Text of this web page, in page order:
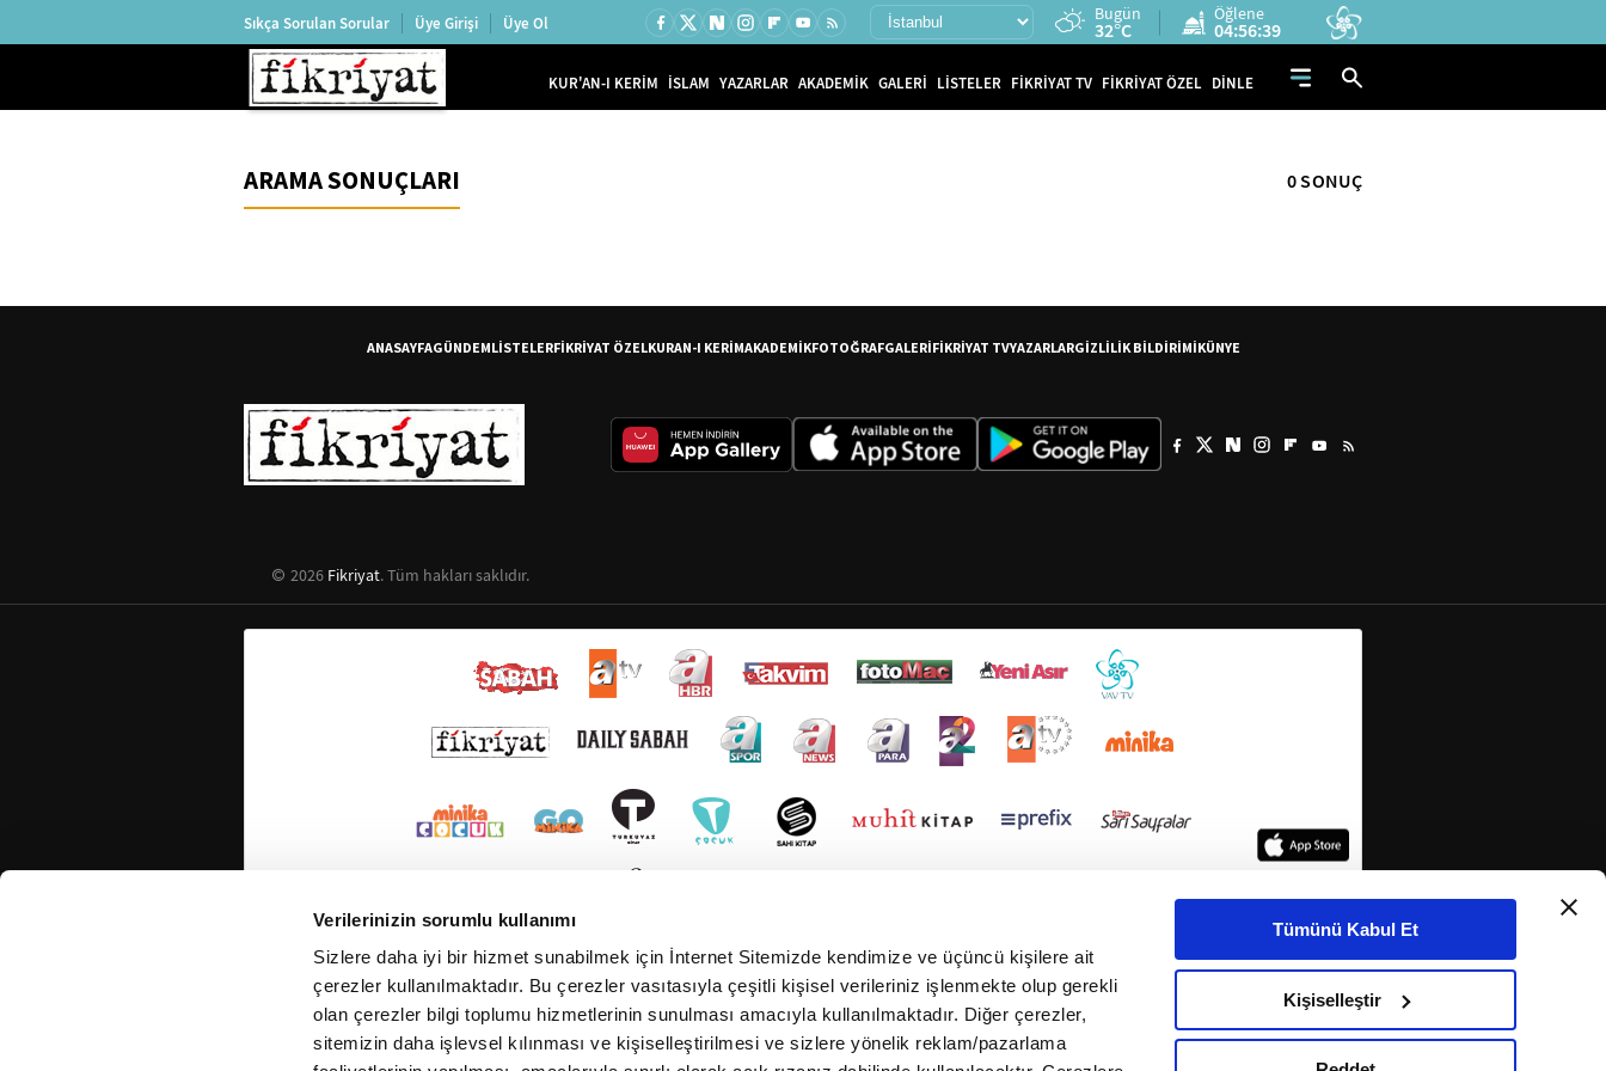
Verilerinizin sorumlu kullanımı
Sizlere daha iyi bir hizmet sunabilmek için İnternet Sitemizde kendimize ve üçüncü kişilere ait
çerezler kullanılmaktadır. Bu çerezler vasıtasıyla çeşitli kişisel verileriniz işlenmekte olup gerekli
olan çerezler bilgi toplumu hizmetlerinin sunulması amacıyla kullanılmaktadır. Diğer çerezler,
sitemizin daha işlevsel kılınması ve kişiselleştirilmesi ve sizlere yönelik reklam/pazarlama
Tümünü Kabul Et
Kişiselleştir
Sıkça Sorulan Sorular Üye Girişi Üye Ol Bugün
32°C
Öğlene
04:56:39
KUR'AN-I KERİM İSLAM YAZARLAR AKADEMİK GALERİ LİSTELER FİKRİYAT TV FİKRİYAT ÖZEL DİNLE
ARAMA SONUÇLARI 0 SONUÇ
ANASAYFAGÜNDEMLİSTELERFİKRİYAT ÖZELKURAN-I KERİMAKADEMİKFOTOĞRAFGALERİFİKRİYAT TVYAZARLARGİZLİLİK BİLDİRİMİKÜNYE
2026 Fikriyat. Tüm hakları saklıdır.